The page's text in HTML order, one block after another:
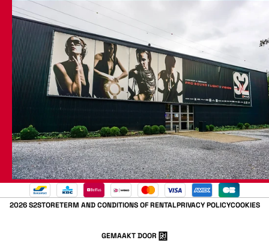
2026 S2STORETERM AND CONDITIONS OF RENTALPRIVACY POLICYCOOKIES
GEMAAKT DOOR